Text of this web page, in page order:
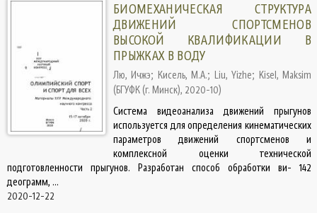
БИОМЕХАНИЧЕСКАЯ СТРУКТУРА
ДВИЖЕНИЙ СПОРТСМЕНОВ
ВЫСОКОЙ КВАЛИФИКАЦИИ В
ПРЫЖКАХ В ВОДУ
Лю, Ичжэ; Кисель, М.А.; Liu, Yizhe; Kisel, Maksim
(БГУФК (г. Минск), 2020-10)
Система видеоанализа движений прыгунов
используется для определения кинематических
параметров движений спортсменов и
комплексной оценки технической
подготовленности прыгунов. Разработан способ обработки ви- 142
деограмм, ...
2020-12-22